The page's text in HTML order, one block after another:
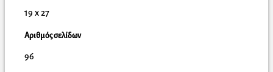
19 x 27
Αριθμός σελίδων
96